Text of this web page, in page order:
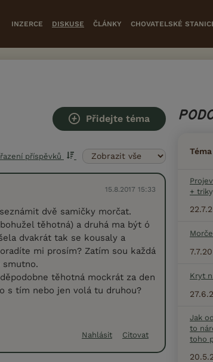
INZERCE DISKUSE ČLÁNKY CHOVATELSKÉ
Přidejte téma
příspěvků
15.8.2017 15:33
dvě samičky morčat.
těhotná) a druhá ma být ó
dvakrát tak se kousaly a
mi prosím? Zatím sou každá
smutno.
těhotná mockrát za den
s tím nebo jen volá tu druhou?
Nahlásit Citovat
Téma
+
Morče
Kryt
Jak
to
toho